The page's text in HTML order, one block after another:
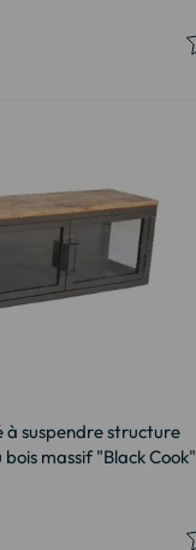
à suspendre structure
massif "Black Cook"